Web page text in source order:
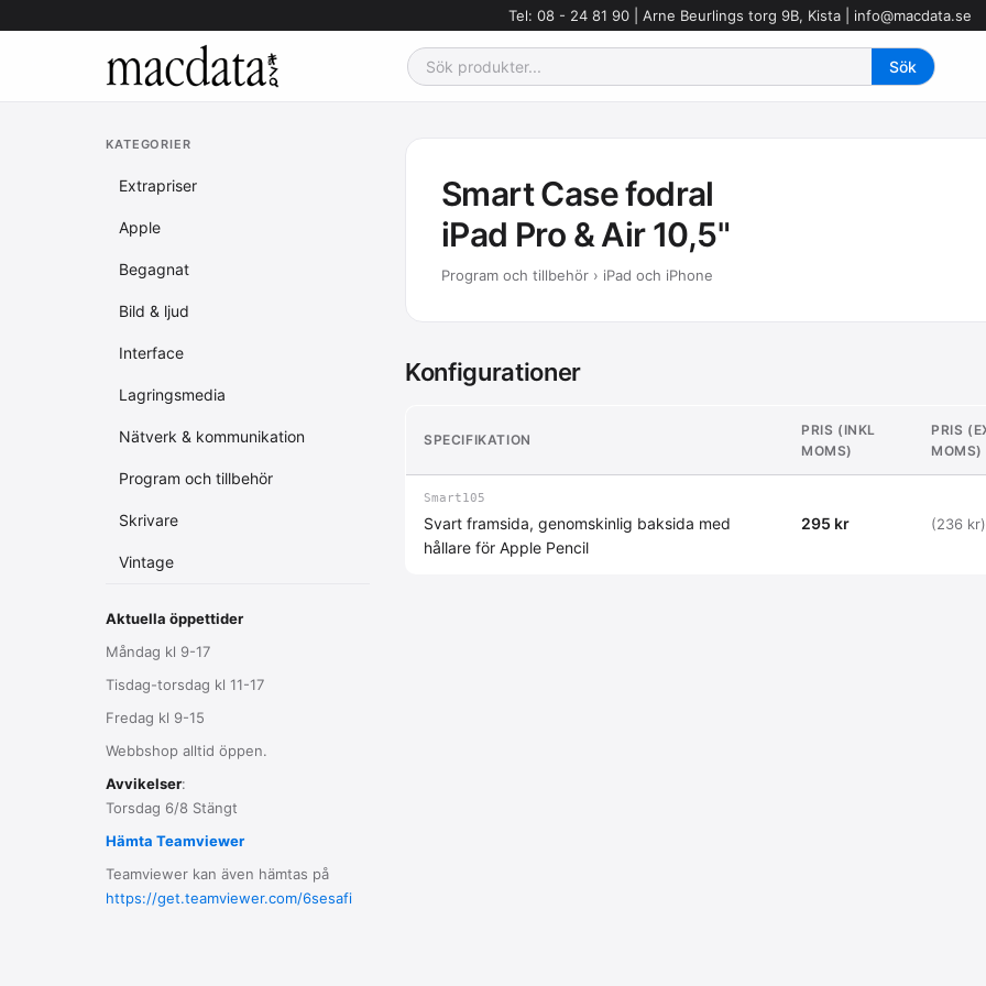
Tel: 08 - 24 81 90 | Arne Beurlings torg 9B, Kista | info@macdata.se
KATEGORIER
Extrapriser
Apple
Begagnat
Bild & ljud
Interface
Lagringsmedia
Nätverk & kommunikation
Program och tillbehör
Skrivare
Vintage
Aktuella öppettider
Måndag kl 9-17
Tisdag-torsdag kl 11-17
Fredag kl 9-15
Webbshop alltid öppen.
Avvikelser:
Torsdag 6/8 Stängt
Hämta Teamviewer
Teamviewer kan även hämtas på
https://get.teamviewer.com/6sesafi
Smart Case fodral
iPad Pro & Air 10,5"
Program och tillbehör › iPad och iPhone
Konfigurationer
SPECIFIKATION
PRIS (INKL
MOMS)
PRIS
MOMS)
Smart105
Svart framsida, genomskinlig baksida med
hållare för Apple Pencil
295 kr (236 kr)